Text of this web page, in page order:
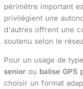
périmètre important
privilégient une
d'autres offrent une
soutenu selon le
Pour un usage de type
senior ou balise GPS
choisir un format